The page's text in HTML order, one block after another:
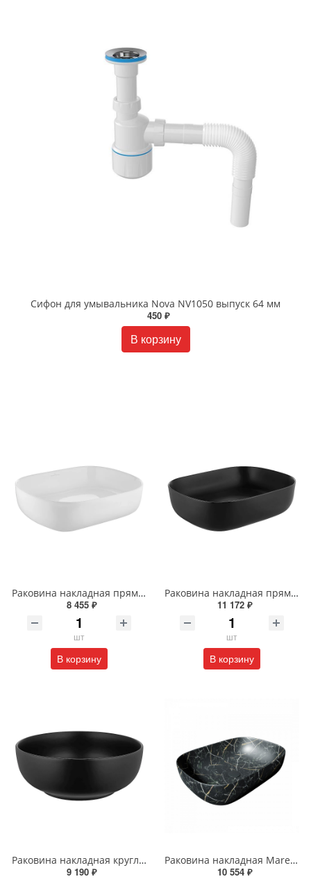
Сифон для умывальника Nova NV1050 выпуск 64 мм
450 ₽
В корзину
Раковина накладная прямоугольная Wonzon & Woghand TAHOE WW-RN41286-GW белая глянцевая
8 455 ₽
шт
В корзину
Раковина накладная прямоугольная Wonzon & Woghand TAHOE WW-RN41286-MB черная матовая
11 172 ₽
шт
В корзину
Раковина накладная круглая Wonzon & Woghand ERIE WW-RN4076-MB черная матовая
9 190 ₽
Раковина накладная Maretti Florenza FL13NS66-560MR 61 см черная мраморная
10 554 ₽